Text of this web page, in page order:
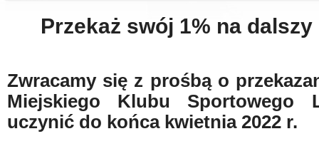
Przekaż swój 1% na
Zwracamy się z prośbą o
Miejskiego Klubu Sportowego
uczynić do końca kwietnia 2022 r.